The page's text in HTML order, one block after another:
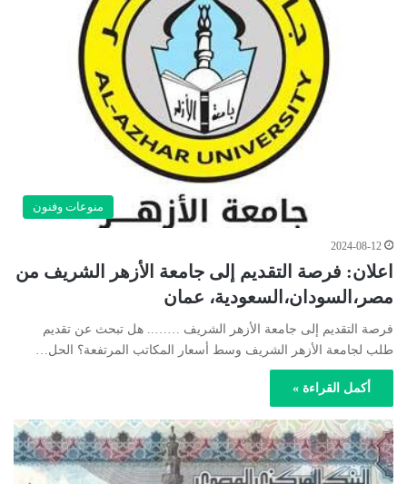
منوعات وفنون
2024-08-12
اعلان: فرصة التقديم إلى جامعة الأزهر الشريف من
مصر،السودان،السعودية، عمان
فرصة التقديم إلى جامعة الأزهر الشريف …….. هل تبحث عن تقديم
طلب لجامعة الأزهر الشريف وسط أسعار المكاتب المرتفعة؟ الحل…
أكمل القراءة »